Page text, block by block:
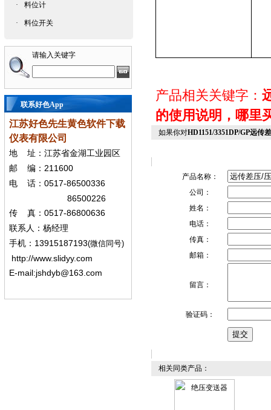
·
料位计
· 料位开关
请输入关键字
联系好色App
江苏好色先生黄色软件下载
仪表有限公司
地
址：江苏省金湖工业园区
邮
编： 211600
电 话： 0517-86500336
86500226
传 真： 0517-86800636
联系人：杨经理
手机 ： 13915187193(微信同号)
http://www.slidyy.com
E-mail:jshdyb@163.com
产品相关关键字：
的使用说明，哪
如果你对HD1151/3351DP/GP远传
产品名称：
公司：
姓名：
电话：
传真：
邮箱：
留言：
验证码：
相关同类产品：